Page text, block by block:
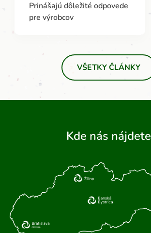
Prinášajú dôležité odpovede
pre výrobcov
VŠETKY ČLÁNKY
Kde nás nájdete